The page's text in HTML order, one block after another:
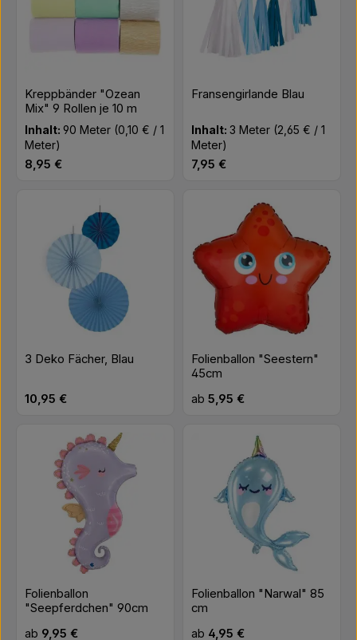
Kreppbänder "Ozean
Mix" 9 Rollen je 10 m
Inhalt:90 Meter (0,10 € / 1
Meter)
Regulärer Preis:
8,95 €
Fransengirlande Blau
Inhalt:3 Meter (2,65 € / 1
Meter)
Regulärer Preis:
7,95 €
3 Deko Fächer, Blau
Regulärer Preis:
10,95 €
Folienballon "Seestern"
45cm
Regulärer Preis:
ab5,95 €
Folienballon
"Seepferdchen" 90cm
Regulärer Preis:
ab 9,95 €
Folienballon "Narwal" 85
cm
Regulärer Preis:
ab 4,95 €